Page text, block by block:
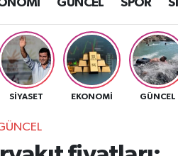
GÜNCEL SPOR
SİYASET EKONOMİ GÜNCEL
Haritası
ve Fikstür